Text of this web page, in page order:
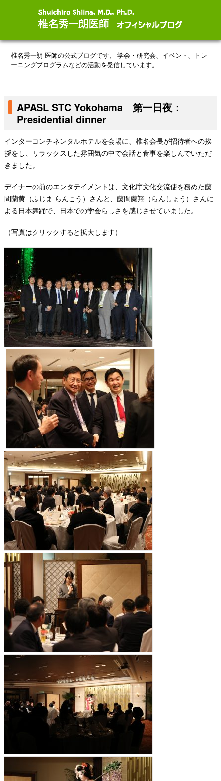
椎名秀一朗 医師の公式ブログです。
学会・研究会、イベント、トレ
ーニングプログラムなどの活動を発信しています。
APASL STC Yokohama 第一日夜：
Presidential dinner
インターコンチネンタルホテルを会場に、椎名会長が招待者への挨
拶をし、リラックスした雰囲気の中で会話と食事を楽しんでいただ
きました。
デイナーの前のエンタテイメントは、文化庁文化交流使を務めた藤
間蘭黄（ふじま らんこう）さんと、藤間蘭翔（らんしょう）さんに
よる日本舞踊で、日本での学会らしさを感じさせていました。
（写真はクリックすると拡大します）